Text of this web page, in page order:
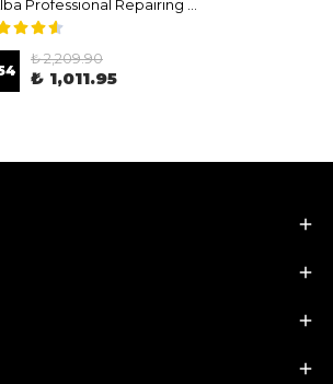
₺ 2,209.90
₺ 1,011.95